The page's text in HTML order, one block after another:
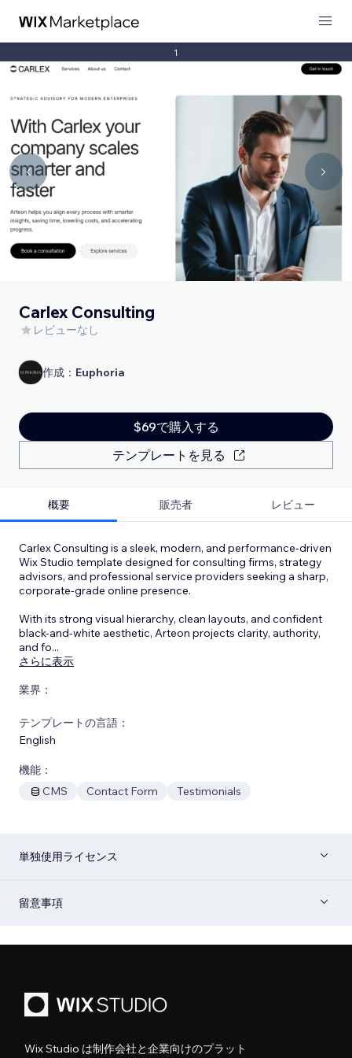
1
Carlex Consulting
レビューなし
作成： Euphoria
$69で購入する
テンプレートを見る
概要 販売者 レビュー
Carlex Consulting is a sleek, modern, and performance-driven
Wix Studio template designed for consulting firms, strategy
advisors, and professional service providers seeking a sharp,
corporate-grade online presence.
With its strong visual hierarchy, clean layouts, and confident
black-and-white aesthetic, Arteon projects clarity, authority,
and fo...
さらに表示
業界：
テンプレートの言語：
English
機能：
CMS
Contact Form Testimonials
単独使用ライセンス
留意事項
Wix Studio は制作会社と企業向けのプラット